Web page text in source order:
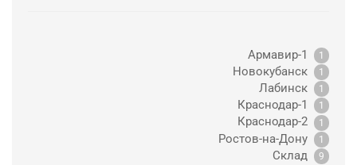
Армавир-1 1
Новокубанск 1
Лабинск 1
Краснодар-1 1
Краснодар-2 1
Ростов-на-Дону 1
Склад 9